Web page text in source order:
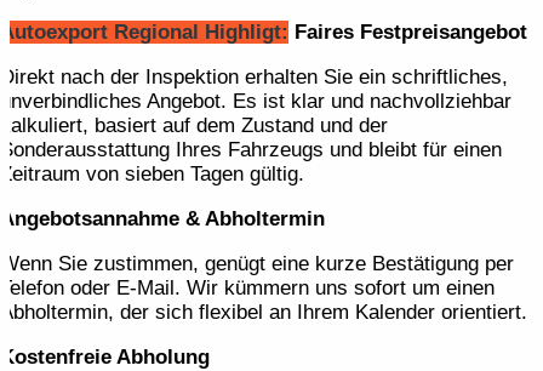
Autoexport Regional Highligt: Faires Festpreis­angebot
Direkt nach der Inspektion erhalten Sie ein schriftliches,
unverbindliches Angebot. Es ist klar und nachvollziehbar
kalkuliert, basiert auf dem Zustand und der
Sonderausstattung Ihres Fahrzeugs und bleibt für einen
Zeitraum von sieben Tagen gültig.
Angebotsannahme & Abholtermin
Wenn Sie zustimmen, genügt eine kurze Bestätigung per
Telefon oder E-Mail. Wir kümmern uns sofort um einen
Abholtermin, der sich flexibel an Ihrem Kalender orientiert.
Kostenfreie Abholung